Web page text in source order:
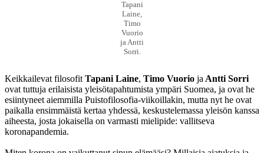
Tapani
Laine,
Timo
Vuorio
ja Antti
Sorri.
Keikkailevat filosofit Tapani Laine, Timo Vuorio ja Antti Sorri
ovat tuttuja erilaisista yleisötapahtumista ympäri Suomea, ja ovat he
esiintyneet aiemmilla Puistofilosofia-viikoillakin, mutta nyt he ovat
paikalla ensimmäistä kertaa yhdessä, keskustelemassa yleisön kanssa
aiheesta, josta jokaisella on varmasti mielipide: vallitseva
koronapandemia.